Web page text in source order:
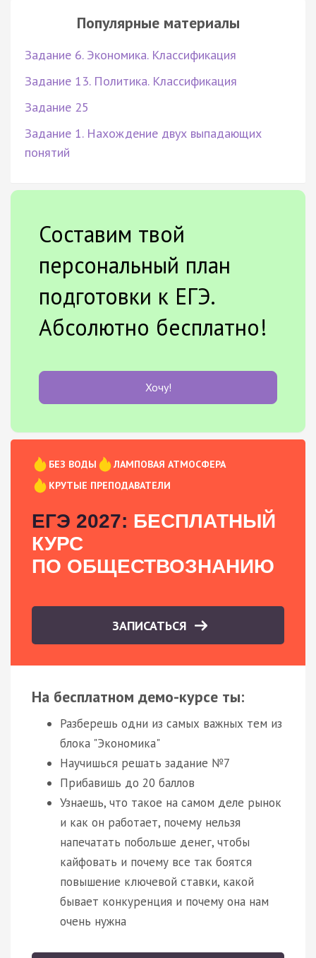
Популярные материалы
Задание 6. Экономика. Классификация
Задание 13. Политика. Классификация
Задание 25
Задание 1. Нахождение двух выпадающих
понятий
Составим твой
персональный план
подготовки к ЕГЭ.
Абсолютно бесплатно!
Хочу!
БЕЗ ВОДЫ
ЛАМПОВАЯ АТМОСФЕРА
КРУТЫЕ ПРЕПОДАВАТЕЛИ
ЕГЭ 2027: БЕСПЛАТНЫЙ
КУРС
ПО ОБЩЕСТВОЗНАНИЮ
ЗАПИСАТЬСЯ
На бесплатном демо-курсе ты:
Разберешь одни из самых важных тем из
блока "Экономика"
Научишься решать задание №7
Прибавишь до 20 баллов
Узнаешь, что такое на самом деле рынок
и как он работает, почему нельзя
напечатать побольше денег, чтобы
кайфовать и почему все так боятся
повышение ключевой ставки, какой
бывает конкуренция и почему она нам
очень нужна